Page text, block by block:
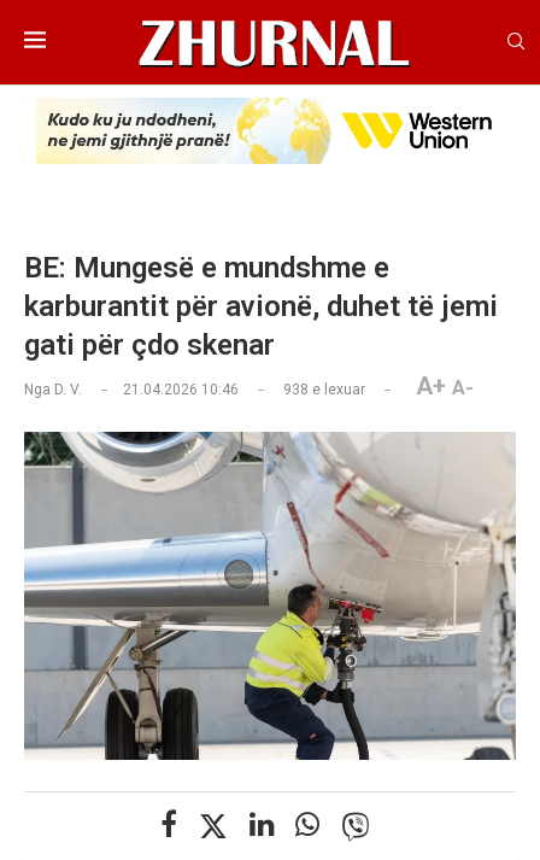
BE: Mungesë e mundshme e
karburantit për avionë, duhet të jemi
gati për çdo skenar
Nga D. V. 21.04.2026 10:46 938 e lexuar A+ A-